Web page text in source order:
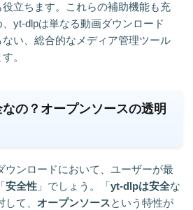
立ちます。これらの補助機能も充
yt-dlpは単なる動画ダウンロード
い、総合的なメディア管理ツール
。
の？オープンソースの透明
ウンロードにおいて、ユーザーが最
安全性 」でしょう。「 yt-dlpは安全な
て、 オープンソースという特性が